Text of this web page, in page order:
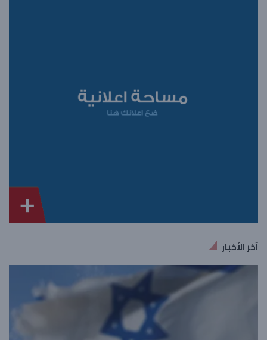
آخر الأخبار